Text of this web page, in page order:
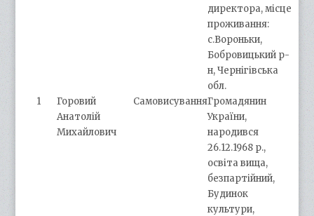
директора, місце
проживання:
с.Вороньки,
Бобровицький р-
н, Чернігівська
обл.
1
Горовий
Анатолій
Михайлович
СамовисуванняГромадянин
України,
народився
26.12.1968 р.,
освіта вища,
безпартійний,
Будинок
культури,